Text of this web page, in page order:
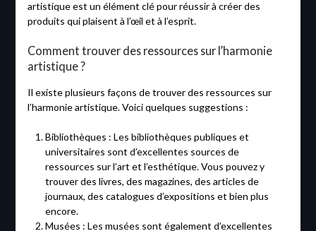
artistique est un élément clé pour réussir à créer des
produits qui plaisent à l’œil et à l’esprit.
Comment trouver des ressources sur l’harmonie
artistique ?
Il existe plusieurs façons de trouver des ressources sur
l’harmonie artistique. Voici quelques suggestions :
Bibliothèques : Les bibliothèques publiques et
universitaires sont d’excellentes sources de
ressources sur l’art et l’esthétique. Vous pouvez y
trouver des livres, des magazines, des articles de
journaux, des catalogues d’expositions et bien plus
encore.
Musées : Les musées sont également d’excellentes